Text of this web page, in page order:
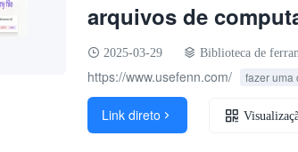
arquivos de
2025-03-29 Biblioteca de
https://www.usefenn.com/ fazer uma
Link direto 